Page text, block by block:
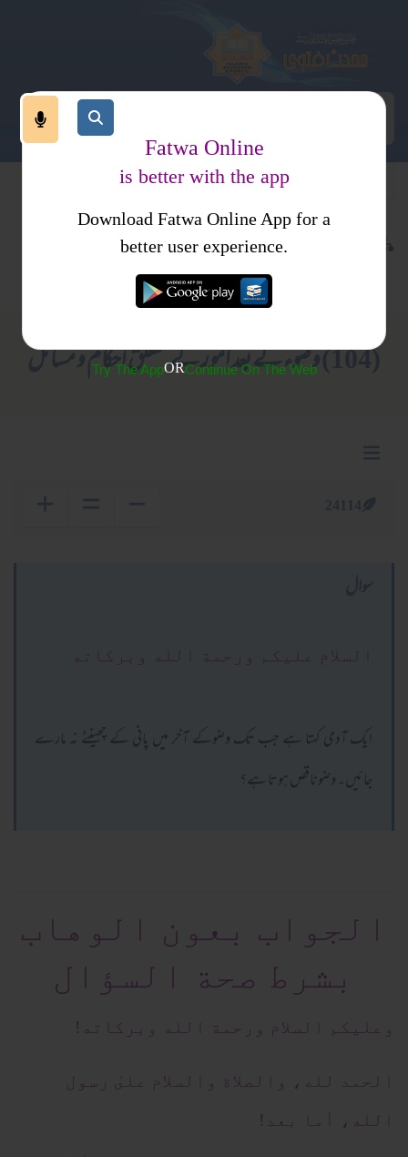
طہارت
کتب فتاوی
فتاویٰ حافظ ثناء اللہ مدنی جلد 1
(104) وضوء کے بعد امور کے متعلق احکام و مسائل
السلام عليكم ورحمة الله وبركاته
ایک آدمی کہتا ہے جب تک وضوکے آخر میں پانی کے چھینٹے نہ مارے
جائیں۔ وضوناقص ہوتا ہے؟
الجواب بعون الوهاب
بشرط صحة السؤال
وعلیکم السلام ورحمة الله وبرکاته!
الحمد لله، والصلاة والسلام علىٰ رسول
الله، أما بعد!
Fatwa Online
is better with the app
Download Fatwa Online App for a
better user experience.
Try The AppORContinue On The Web